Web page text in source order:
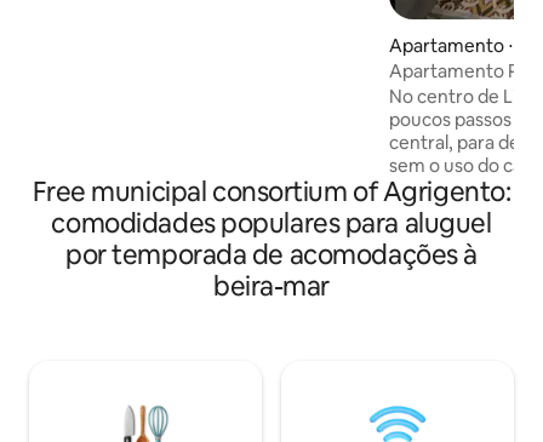
Apartamento ⋅
Apartamento
No centro de
poucos passos da
central, para
sem o uso do
para guardar
do sol, da arte e
monumentos, da
peixes locais e
Free municipal consortium of Agrigento:
comodidades populares para aluguel
por temporada de acomodações à
beira-mar